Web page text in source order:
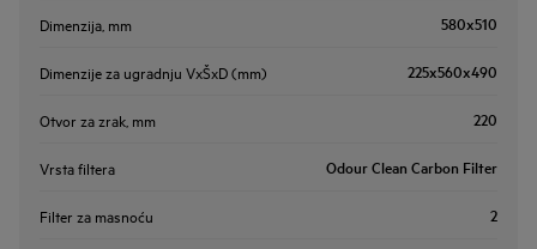
Dimenzija, mm 580x510
Dimenzije za ugradnju VxŠxD (mm) 225x560x490
Otvor za zrak, mm 220
Vrsta filtera Odour Clean Carbon Filter
Filter za masnoću 2